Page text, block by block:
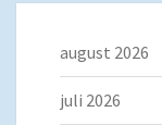
august 2026
juli 2026